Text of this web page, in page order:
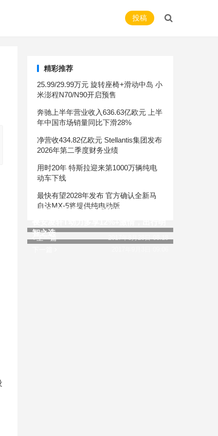
投稿
精彩推荐
25.99/29.99万元 旋转座椅+滑动中岛 小
米澎程N70/N90开启预售
奔驰上半年营业收入636.63亿欧元 上半
年中国市场销量同比下滑28%
净营收434.82亿欧元 Stellantis集团发布
2026年第二季度财务业绩
用时20年 特斯拉迎来第1000万辆纯电
动车下线
最快有望2028年发布 官方确认全新马
自达MX-5将提供纯电动版
上一篇
比拼空间配置 10万内高性价比合资车推
2017年8月28日 08:18
智之选